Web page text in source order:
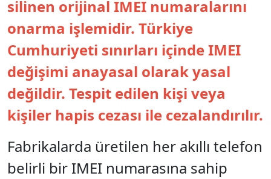
silinen orijinal IMEI numaralarını
onarma işlemidir. Türkiye
Cumhuriyeti sınırları içinde IMEI
değişimi anayasal olarak yasal
değildir. Tespit edilen kişi veya
kişiler hapis cezası ile cezalandırılır.
Fabrikalarda üretilen her akıllı telefon
belirli bir IMEI numarasına sahip